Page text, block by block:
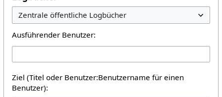
Ausführender Benutzer:
Ziel (Titel oder Benutzer:Benutzername für einen
Benutzer):